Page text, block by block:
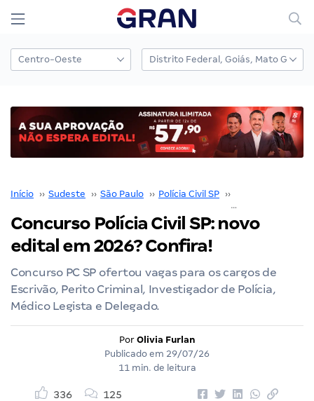
Início ›› Sudeste ›› São Paulo ›› Polícia Civil SP ››
Concurso Polícia Civil SP: novo
edital em 2026? Confira!
Concurso PC SP ofertou vagas para os cargos de
Escrivão, Perito Criminal, Investigador de Polícia,
Médico Legista e Delegado.
Por Olivia Furlan
Publicado em 29/07/26
11 min. de leitura
336 125